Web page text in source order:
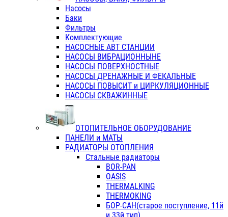
Насосы
Баки
Фильтры
Комплектующие
НАСОСНЫЕ АВТ СТАНЦИИ
НАСОСЫ ВИБРАЦИОННЫНЕ
НАСОСЫ ПОВЕРХНОСТНЫЕ
НАСОСЫ ДРЕНАЖНЫЕ И ФЕКАЛЬНЫЕ
НАСОСЫ ПОВЫСИТ и ЦИРКУЛЯЦИОННЫЕ
НАСОСЫ СКВАЖИННЫЕ
ОТОПИТЕЛЬНОЕ ОБОРУДОВАНИЕ
ПАНЕЛИ и МАТЫ
РАДИАТОРЫ ОТОПЛЕНИЯ
Стальные радиаторы
BOR-PAN
OASIS
THERMALKING
THERMOKING
БОР-САН(старое поступление, 11й